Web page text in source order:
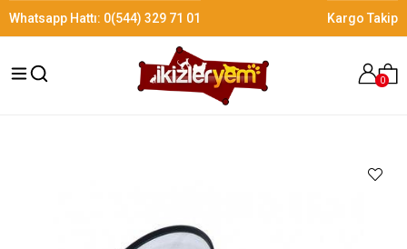
Whatsapp Hattı: 0(544) 329 71 01 Kargo Takip
0